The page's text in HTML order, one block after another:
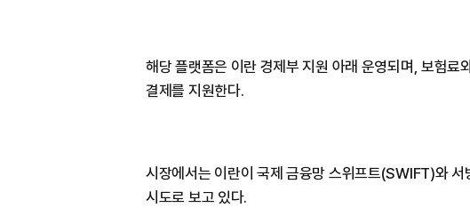
해당 플랫폼은 이란 경제부 지원 아래 운영되며, 보험료
결제를 지원한다.
시장에서는 이란이 국제 금융망 스위프트(SWIFT)와
시도로 보고 있다.